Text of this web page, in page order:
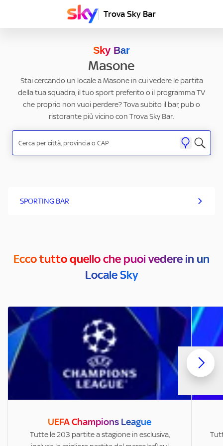
Trova Sky Bar
Sky Bar
Masone
Stai cercando un locale a Masone in cui vedere le partita
della tua squadra, il tuo sport preferito o il programma TV
che proprio non vuoi perdere? Tova subito il bar, pub o
ristorante più vicino con Trova Sky Bar.
SPORTING BAR
Ecco tutto quello che puoi vedere in un
Locale Sky
UEFA Champions League
Tutte le 203 partite a stagione in esclusiva,